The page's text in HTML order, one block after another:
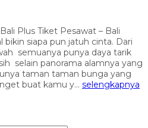
Plus Tiket Pesawat – Bali
siapa pun jatuh cinta. Dari
semuanya punya daya tarik
selain panorama alamnya yang
taman taman bunga yang
buat kamu y... selengkapnya